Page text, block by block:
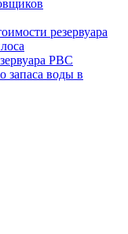
резервуара
РВС
запаса воды в